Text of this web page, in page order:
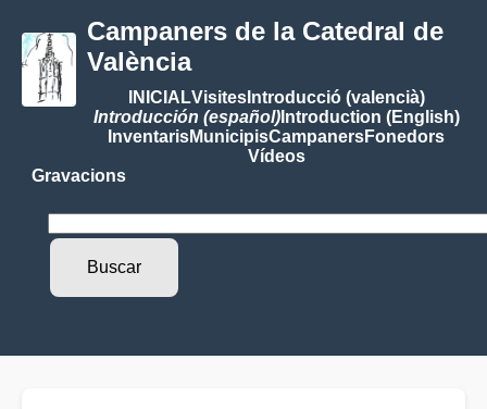
Campaners de la Catedral de
València
INICIALVisitesIntroducció (valencià)
Introducción (español)Introduction (English)
InventarisMunicipisCampanersFonedors
Vídeos
Gravacions